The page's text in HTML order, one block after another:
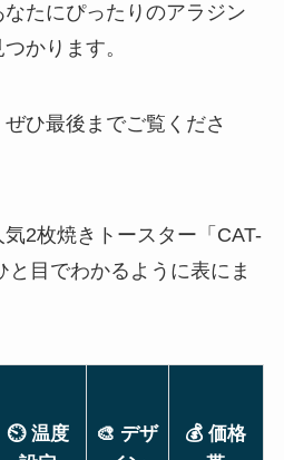
たにぴったりのアラジン
かります。
ひ最後までご覧くださ
2枚焼きトースター「CAT-
と目でわかるように表にま
⏲️ 温度
🎨 デザ
💰 価格